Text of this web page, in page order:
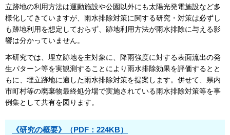
立跡地の利用方法は運動施設や公園以外にも太陽光発電施設など多
様化してきていますが、雨水排除対策に関する研究・対策は必ずし
も跡地利用を想定しておらず、跡地利用方法が雨水排除に与える影
響は分かっていません。
本研究では、埋立跡地を主対象に、降雨強度に対する表面流出の発
生パターン等を実観測することにより雨水排除効果を評価するとと
もに、埋立跡地に適した雨水排除対策を提案します。併せて、県内
市町村等の廃棄物最終処分場で実施されている雨水排除対策等を事
例集として共有を図ります。
《研究の概要》（PDF：224KB）